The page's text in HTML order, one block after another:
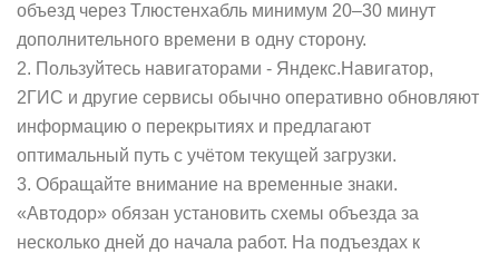
объезд через Тлюстенхабль минимум 20–30 минут
дополнительного времени в одну сторону.
2. Пользуйтесь навигаторами - Яндекс.Навигатор,
2ГИС и другие сервисы обычно оперативно обновляют
информацию о перекрытиях и предлагают
оптимальный путь с учётом текущей загрузки.
3. Обращайте внимание на временные знаки.
«Автодор» обязан установить схемы объезда за
несколько дней до начала работ. На подъездах к